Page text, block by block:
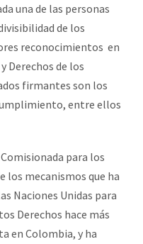
una de las personas
de los
reconocimientos en
Derechos de los
firmantes son los
entre ellos
para los
los mecanismos que ha
Naciones Unidas para
Derechos hace más
en Colombia, y ha